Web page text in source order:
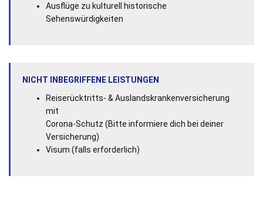
Ausflüge zu kulturell historische
Sehenswürdigkeiten
NICHT INBEGRIFFENE LEISTUNGEN
Reiserücktritts- & Auslandskrankenversicherung
mit
Corona-Schutz (Bitte informiere dich bei deiner
Versicherung)
Visum (falls erforderlich)